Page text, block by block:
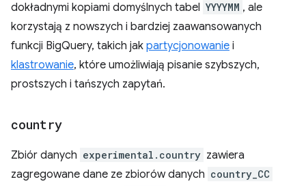
dokładnymi kopiami domyślnych tabel YYYYMM , ale
korzystają z nowszych i bardziej zaawansowanych
funkcji BigQuery, takich jak partycjonowanie i
klastrowanie, które umożliwiają pisanie szybszych,
prostszych i tańszych zapytań.
country
Zbiór danych experimental.country zawiera
zagregowane dane ze zbiorów danych country_CC